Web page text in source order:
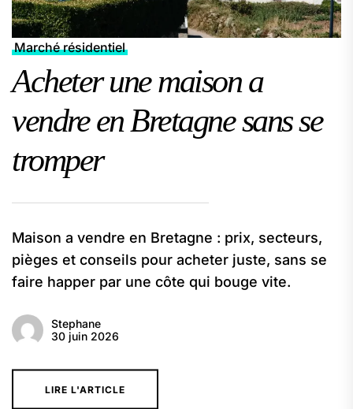
Marché résidentiel
Acheter une maison a
vendre en Bretagne sans se
tromper
Maison a vendre en Bretagne : prix, secteurs,
pièges et conseils pour acheter juste, sans se
faire happer par une côte qui bouge vite.
Stephane
30 juin 2026
LIRE L'ARTICLE